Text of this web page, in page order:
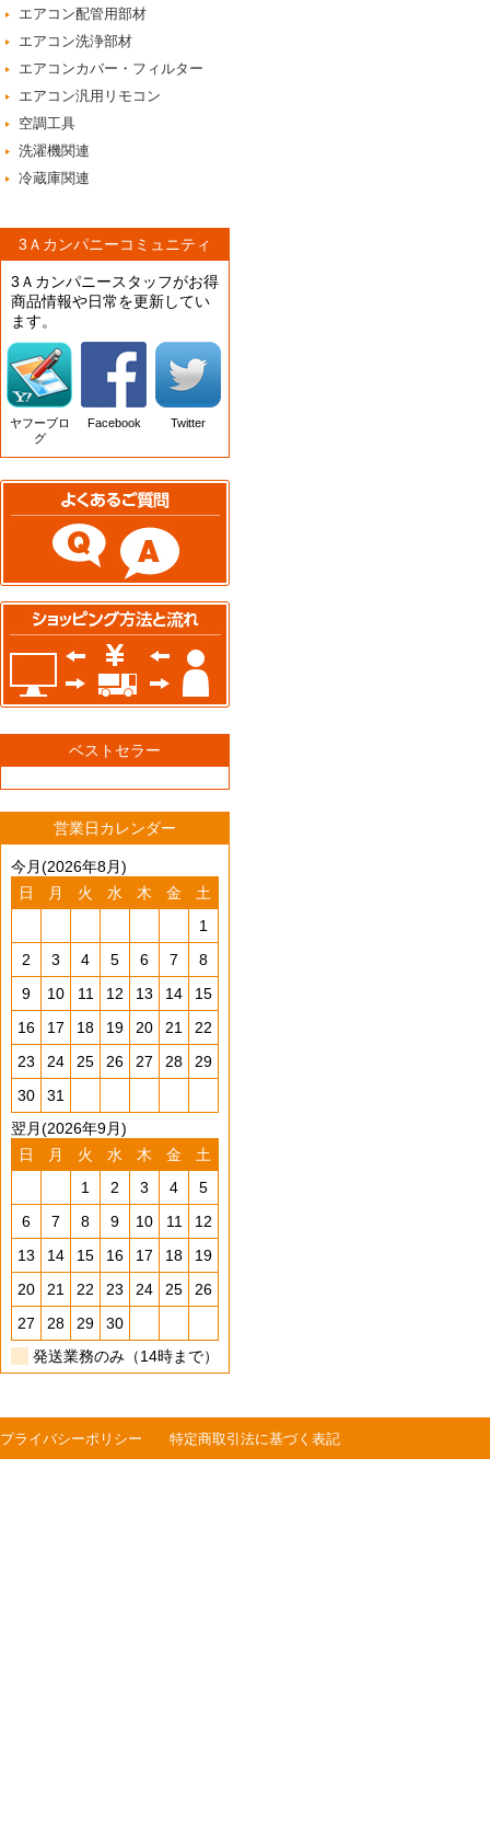
エアコン配管用部材
エアコン洗浄部材
エアコンカバー・フィルター
エアコン汎用リモコン
空調工具
洗濯機関連
冷蔵庫関連
3Ａカンパニーコミュニティ
3Ａカンパニースタッフがお得
商品情報や日常を更新してい
ます。
ヤフーブロ
グ
Facebook Twitter
ベストセラー
営業日カレンダー
今月(2026年8月)
日
月 火 水 木 金
土
1
2
3 4 5 6 7
8
9
10 11 12 13 14
15
16
17 18 19 20 21
22
23
24 25 26 27 28
29
30
31
翌月(2026年9月)
日
月 火 水 木 金
土
1
2 3 4
5
6
7 8 9 10 11
12
13
14 15 16 17 18
19
20
21 22 23 24 25
26
27
28 29
30
発送業務のみ（14時まで）
プライバシーポリシー 特定商取引法に基づく表記